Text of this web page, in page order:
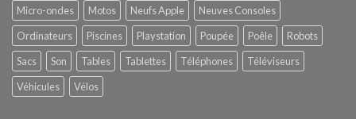
Micro-ondes
Motos Neufs Apple
Neuves Consoles
Ordinateurs
Piscines Playstation Poupée Poêle
Robots
Sacs
Son Tables Tablettes Téléphones
Téléviseurs
Véhicules
Vélos